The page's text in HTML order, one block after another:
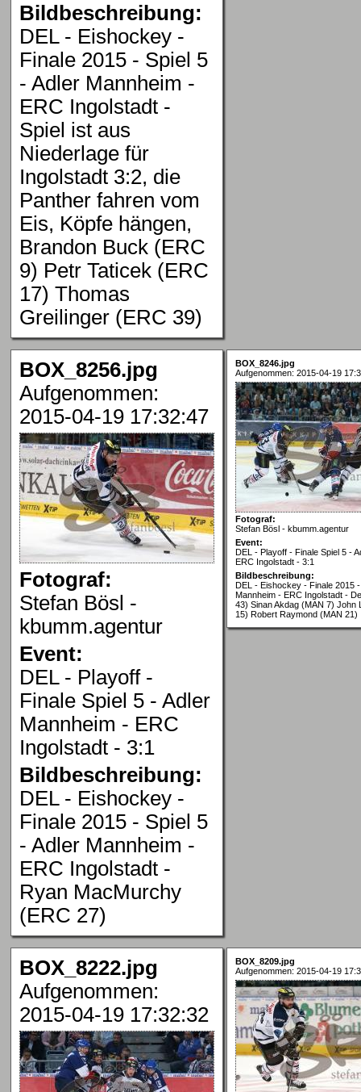
Bildbeschreibung:
DEL - Eishockey -
Finale 2015 - Spiel 5
- Adler Mannheim -
ERC Ingolstadt -
Spiel ist aus
Niederlage für
Ingolstadt 3:2, die
Panther fahren vom
Eis, Köpfe hängen,
Brandon Buck (ERC
9) Petr Taticek (ERC
17) Thomas
Greilinger (ERC 39)
BOX_8256.jpg
Aufgenommen:
2015-04-19 17:32:47
Fotograf:
Stefan Bösl -
kbumm.agentur
Event:
DEL - Playoff -
Finale Spiel 5 - Adler
Mannheim - ERC
Ingolstadt - 3:1
Bildbeschreibung:
DEL - Eishockey -
Finale 2015 - Spiel 5
- Adler Mannheim -
ERC Ingolstadt -
Ryan MacMurchy
(ERC 27)
BOX_8246.jpg
Aufgenommen: 2015-04-19
Fotograf:
Stefan Bösl - kbumm.agentur
Event:
DEL - Playoff - Finale Spiel 5 -
ERC Ingolstadt - 3:1
Bildbeschreibung:
DEL - Eishockey - Finale 2015
Mannheim - ERC Ingolstadt -
43) Sinan Akdag (MAN 7) John
15) Robert Raymond (MAN 21)
BOX_8222.jpg
Aufgenommen:
2015-04-19 17:32:32
BOX_8209.jpg
Aufgenommen: 2015-04-19